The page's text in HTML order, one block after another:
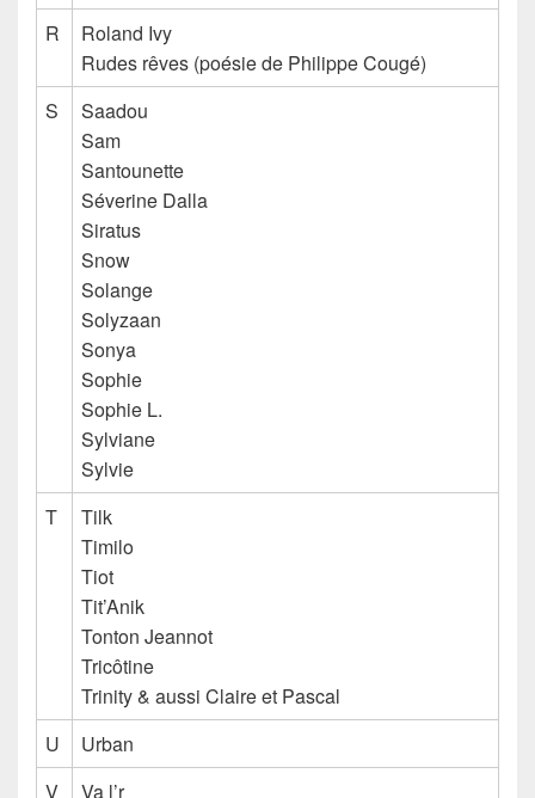
R
Roland Ivy
Rudes rêves (poésie de Philippe Cougé)
S
Saadou
Sam
Santounette
Séverine Dalla
Siratus
Snow
Solange
Solyzaan
Sonya
Sophie
Sophie L.
Sylviane
Sylvie
T
Tilk
Timilo
Tiot
Tit’Anik
Tonton Jeannot
Tricôtine
Trinity & aussi Claire et Pascal
U
Urban
V
Va l’r